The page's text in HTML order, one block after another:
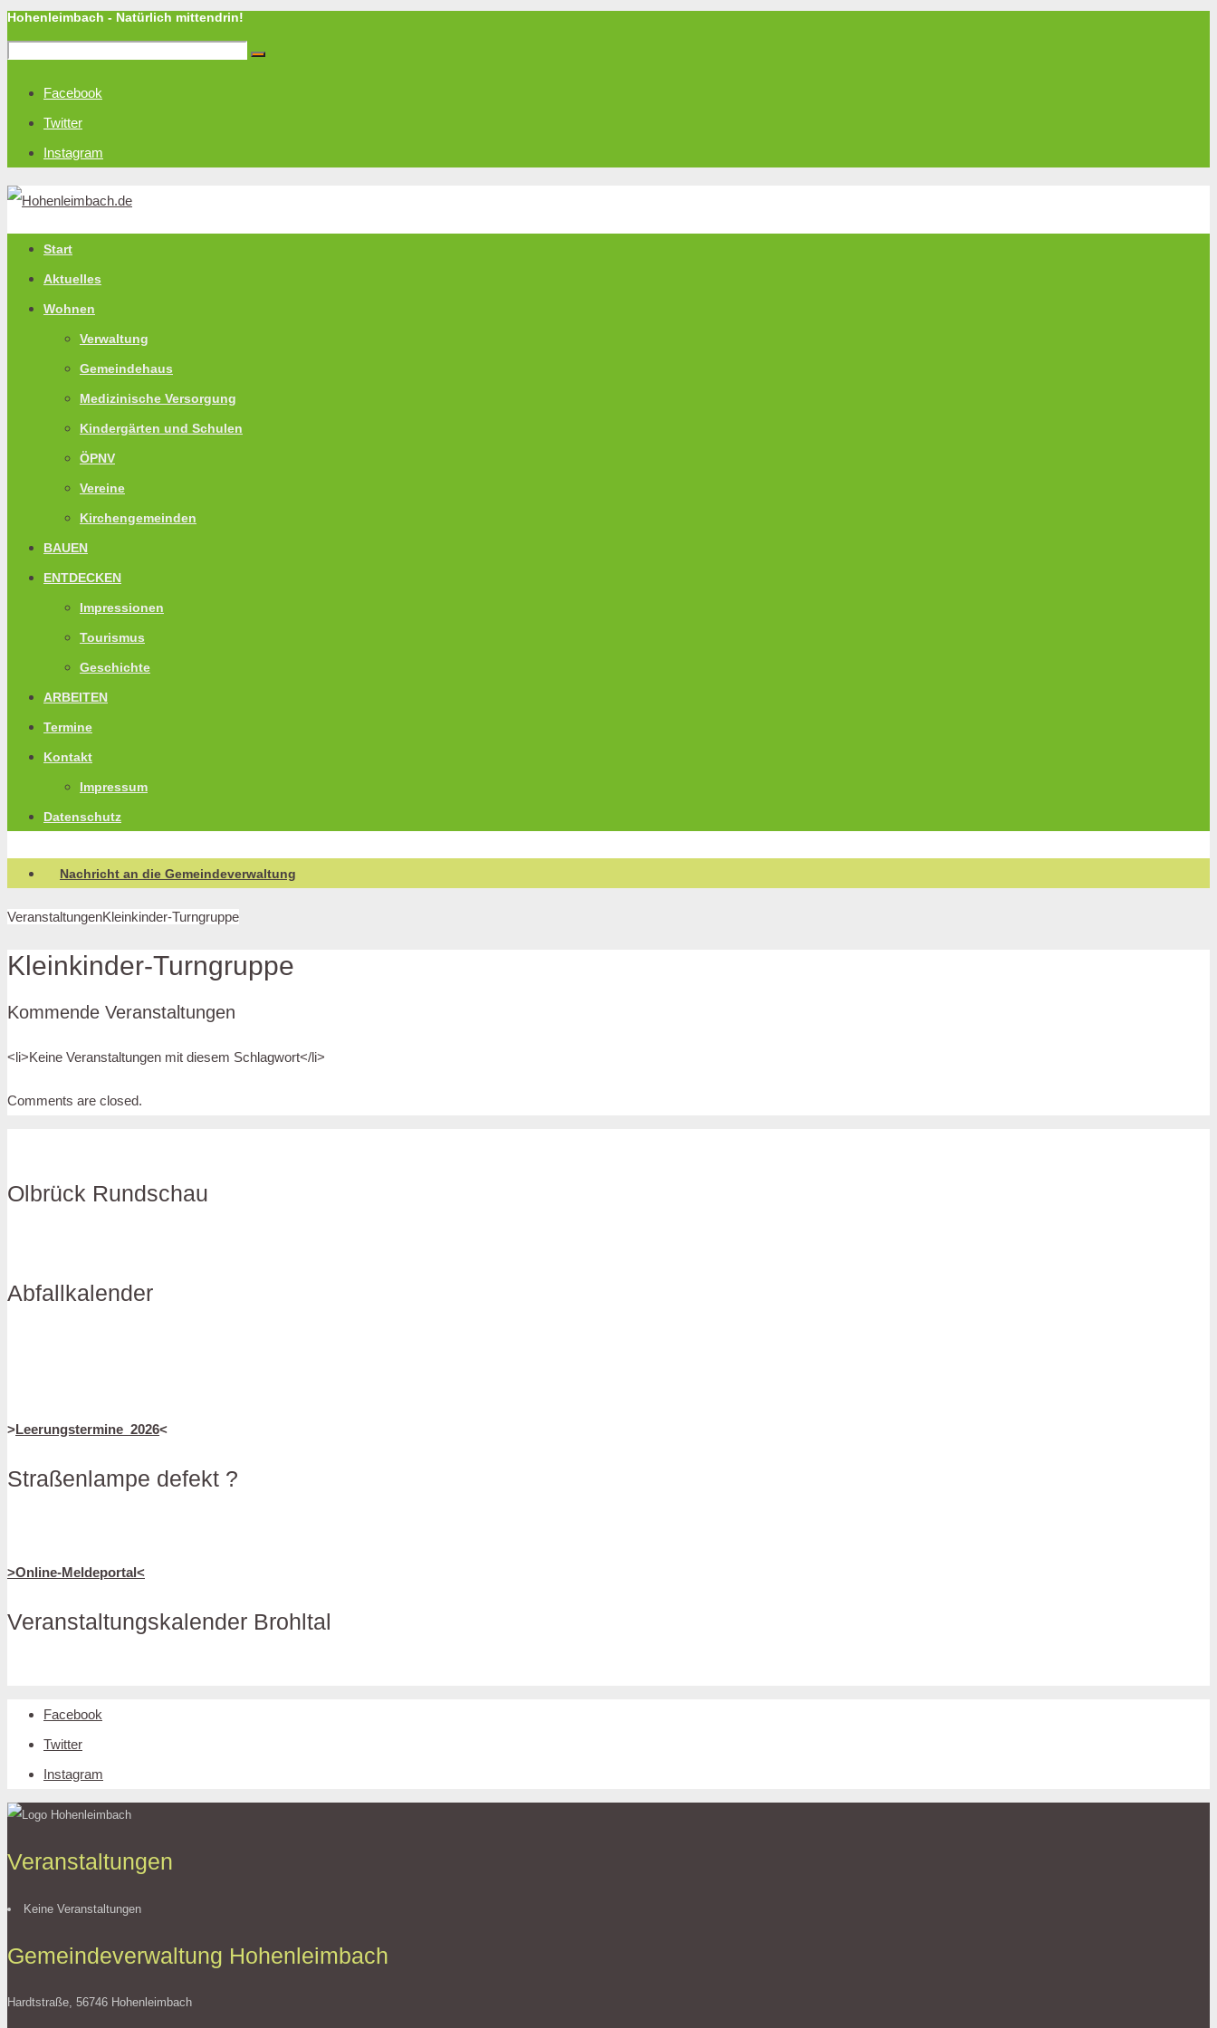
Hohenleimbach - Natürlich mittendrin!
Facebook
Twitter
Instagram
Start
Aktuelles
Wohnen
Verwaltung
Gemeindehaus
Medizinische Versorgung
Kindergärten und Schulen
ÖPNV
Vereine
Kirchengemeinden
BAUEN
ENTDECKEN
Impressionen
Tourismus
Geschichte
ARBEITEN
Termine
Kontakt
Impressum
Datenschutz
Nachricht an die Gemeindeverwaltung
VeranstaltungenKleinkinder-Turngruppe
Kleinkinder-Turngruppe
Kommende Veranstaltungen
<li>Keine Veranstaltungen mit diesem Schlagwort</li>
Comments are closed.
Olbrück Rundschau
Abfallkalender
>Leerungstermine_2026<
Straßenlampe defekt ?
>Online-Meldeportal<
Veranstaltungskalender Brohltal
Facebook
Twitter
Instagram
Veranstaltungen
Keine Veranstaltungen
Gemeindeverwaltung Hohenleimbach
Hardtstraße, 56746 Hohenleimbach